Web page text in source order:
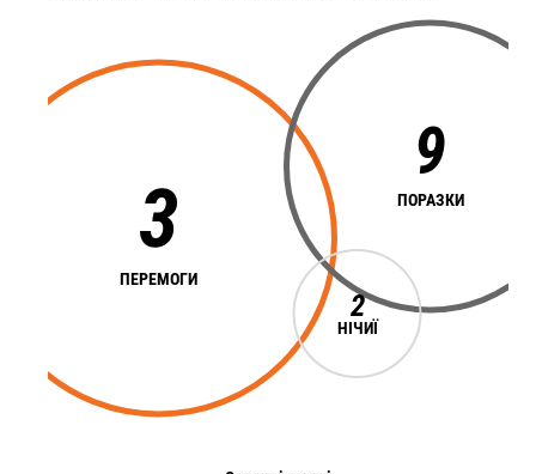
3
ПЕРЕМОГИ
9
ПОРАЗКИ
2
НІЧИЇ